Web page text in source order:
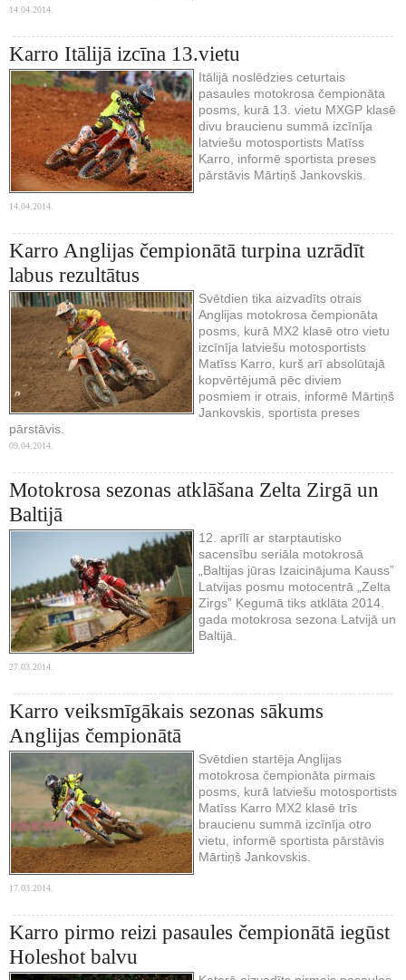
14.04.2014.
Karro Itālijā izcīna 13.vietu
Itālijā noslēdzies ceturtais
pasaules motokrosa čempionāta
posms, kurā 13. vietu MXGP klasē
divu braucienu summā izcīnīja
latviešu motosportists Matīss
Karro, informē sportista preses
pārstāvis Mārtiņš Jankovskis.
14.04.2014.
Karro Anglijas čempionātā turpina uzrādīt
labus rezultātus
Svētdien tika aizvadīts otrais
Anglijas motokrosa čempionāta
posms, kurā MX2 klasē otro vietu
izcīnīja latviešu motosportists
Matīss Karro, kurš arī absolūtajā
kopvērtējumā pēc diviem
posmiem ir otrais, informē Mārtiņš
Jankovskis, sportista preses
pārstāvis.
09.04.2014.
Motokrosa sezonas atklāšana Zelta Zirgā un
Baltijā
12. aprīlī ar starptautisko
sacensību seriāla motokrosā
„Baltijas jūras Izaicinājuma Kauss”
Latvijas posmu motocentrā „Zelta
Zirgs” Ķegumā tiks atklāta 2014.
gada motokrosa sezona Latvijā un
Baltijā.
27.03.2014.
Karro veiksmīgākais sezonas sākums
Anglijas čempionātā
Svētdien startēja Anglijas
motokrosa čempionāta pirmais
posms, kurā latviešu motosportists
Matīss Karro MX2 klasē trīs
braucienu summā izcīnīja otro
vietu, informē sportista pārstāvis
Mārtiņš Jankovskis.
17.03.2014.
Karro pirmo reizi pasaules čempionātā iegūst
Holeshot balvu